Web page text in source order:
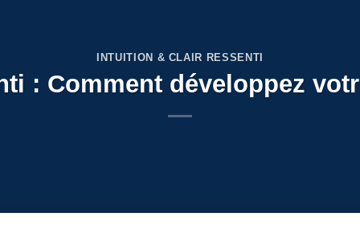
INTUITION & CLAIR RESSENTI
: Comment développez